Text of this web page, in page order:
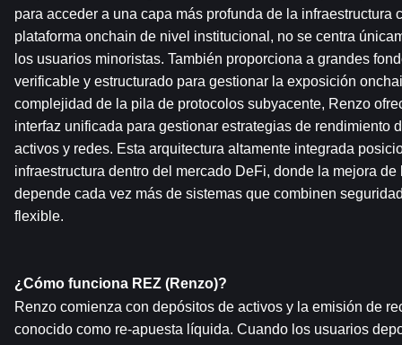
para acceder a una capa más profunda de la infraestructura
plataforma onchain de nivel institucional, no se centra
los usuarios minoristas. También proporciona a grandes
verificable y estructurado para gestionar la exposición
complejidad de la pila de protocolos subyacente, Renzo
interfaz unificada para gestionar estrategias de rendimiento
activos y redes. Esta arquitectura altamente integrada
infraestructura dentro del mercado DeFi, donde la mejora
depende cada vez más de sistemas que combinen
flexible.
¿Cómo funciona REZ (Renzo)?
Renzo comienza con depósitos de activos y la emisión de
conocido como re-apuesta líquida. Cuando los usuarios